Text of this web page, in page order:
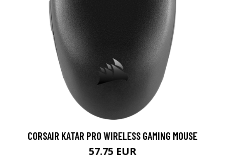
CORSAIR KATAR PRO WIRELESS GAMING MOUSE
57.75 EUR